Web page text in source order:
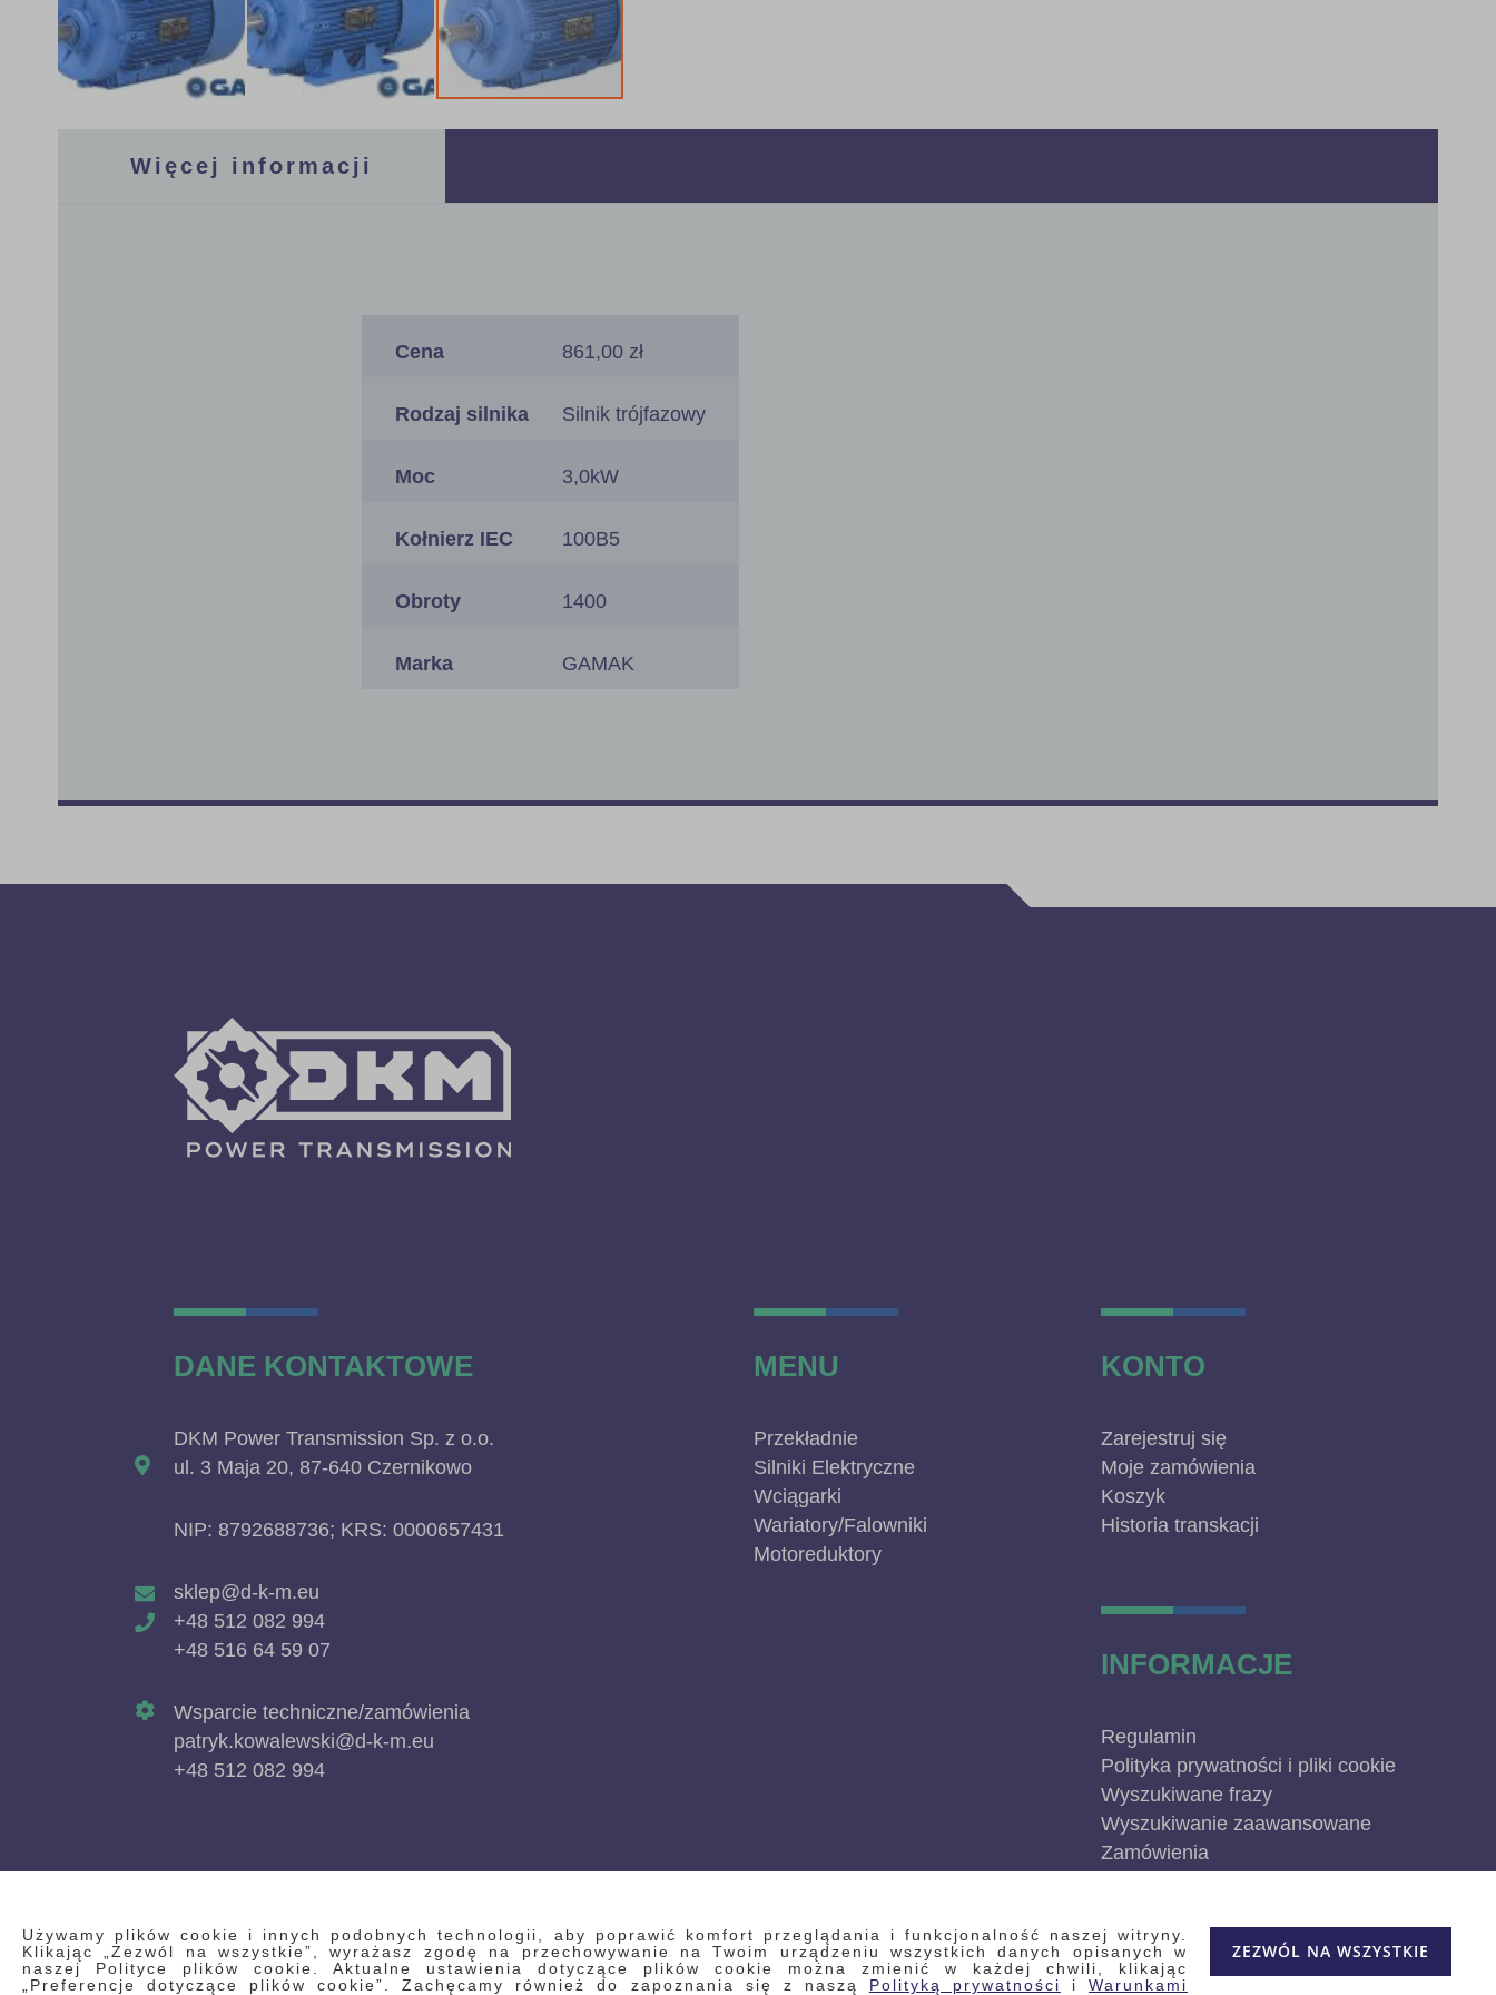
Używamy plików cookie i innych podobnych technologii, aby poprawić komfort przeglądania i funkcjonalność naszej witryny.
Klikając „Zezwól na wszystkie”, wyrażasz zgodę na przechowywanie na Twoim urządzeniu wszystkich danych opisanych w
naszej Polityce plików cookie. Aktualne ustawienia dotyczące plików cookie można zmienić w każdej chwili, klikając
„Preferencje dotyczące plików cookie”. Zachęcamy również do zapoznania się z naszą Polityką prywatności iWarunkami
ZEZWÓL NA WSZYSTKIE
Więcej informacji
informacji
Cena 861,00 zł
Rodzaj silnika Silnik trójfazowy
Moc 3,0kW
Kołnierz IEC 100B5
Obroty 1400
Marka GAMAK
DANE KONTAKTOWE
DKM Power Transmission Sp. z o.o.
ul. 3 Maja 20, 87-640 Czernikowo
NIP: 8792688736; KRS: 0000657431
sklep@d-k-m.eu
+48 512 082 994
+48 516 64 59 07
Wsparcie techniczne/zamówienia
patryk.kowalewski@d-k-m.eu
+48 512 082 994
MENU
Przekładnie
Silniki Elektryczne
Wciągarki
Wariatory/Falowniki
Motoreduktory
KONTO
Zarejestruj się
Moje zamówienia
Koszyk
Historia transkacji
INFORMACJE
Regulamin
Polityka prywatności i pliki cookie
Wyszukiwane frazy
Wyszukiwanie zaawansowane
Zamówienia
Blog
Kontakt